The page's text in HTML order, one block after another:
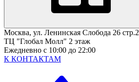
Москва, ул. Ленинская Слобода 26 стр.2
ТЦ "Глобал Молл" 2 этаж
Ежедневно с 10:00 до 22:00
К КОНТАКТАМ